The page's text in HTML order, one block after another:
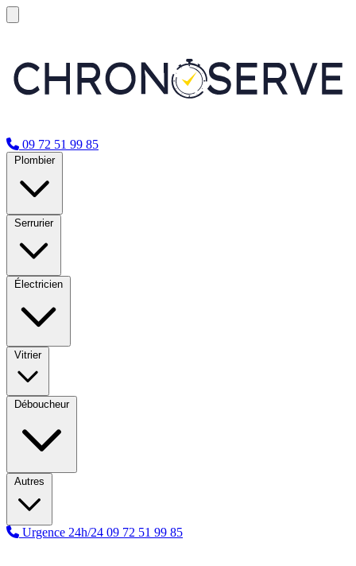
09 72 51 99 85
Plombier
Serrurier
Électricien
Vitrier
Déboucheur
Autres
Urgence 24h/24 09 72 51 99 85